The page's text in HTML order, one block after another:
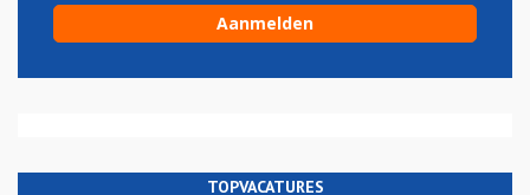
TOPVACATURES